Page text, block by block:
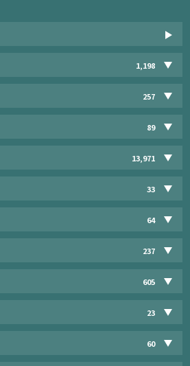
1,198
257
89
13,971
33
64
237
605
23
60